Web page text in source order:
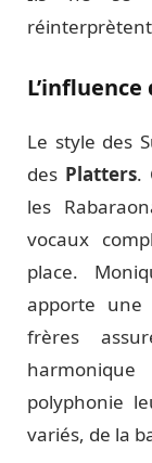
Le style des
des Platters.
les
vocaux
place.
apporte une
frères
polyphonie
variés, de la